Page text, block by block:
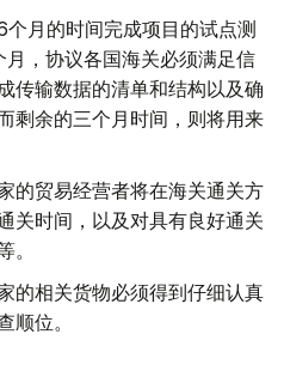
月的时间完成项目的试点测
，协议各国海关必须满足信
传输数据的清单和结构以及确
剩余的三个月时间，则将用来
的贸易经营者将在海关通关方
关时间，以及对具有良好通关
。
的相关货物必须得到仔细认真
顺位。